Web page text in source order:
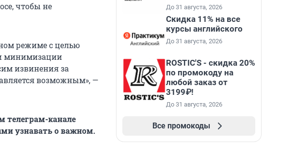
чтобы не
режиме с целью
минимизации
извинения за
возможным», —
телеграм-канале
узнавать о важном.
До 31 августа, 2026
Скидка 11% на все
курсы английского
До 31 августа, 2026
ROSTIC'S - скидка 20%
по промокоду на
любой заказ от
3199₽!
До 31 августа, 2026
Все промокоды